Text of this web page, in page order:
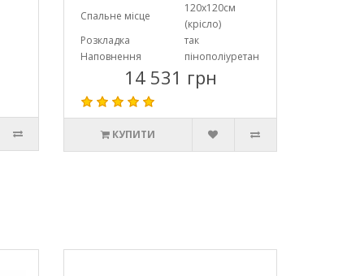
Спальне місце
120х120см
(крісло)
Розкладка
так
Наповнення
пінополіуретан
14 531 грн
КУПИТИ